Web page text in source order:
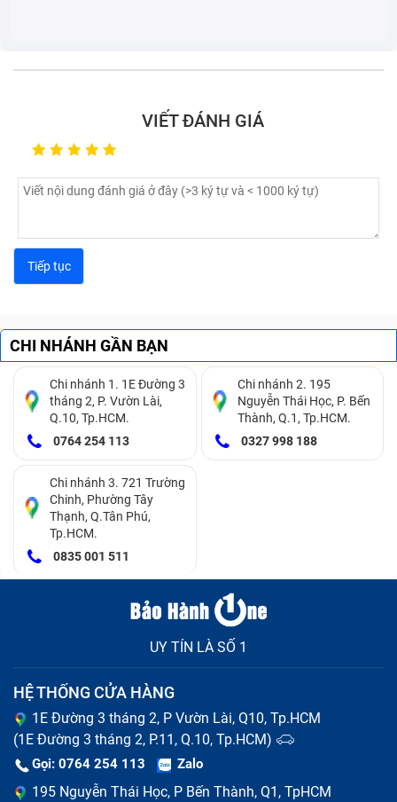
chữa bàn phím laptop Asus X401A tại nhà rất dễ làm
các mạch điện này, từ đó có thể khiến máy tính của
bạn bị hỏng. Khi bàn phím laptop Asus X401A của bạn
ra trung tâm sửa chữa để các kỹ thuật viên có chuyên
Bảo Hành One - Lựa chọn thay bàn
Bảo Hành One chính là lựa chọn hàng đầu cung cấp
dịch vụ thay bàn phím laptop Asus X401A cho bạn.
Với nhiều năm kinh nghiệm trong lĩnh vực sửa chữa
Laptop Asus, chúng tôi cam kết luôn cung cấp dịch vụ
tốt nhất cùng trải nghiệm tuyệt vời nhất cho khách
hàng khi đến đây:
Giá cả cạnh tranh cao
Bảng giá tại Bảo Hành One luôn được công khai, minh
bạch và rõ ràng đến khách hàng. Ngoài ra, chúng tôi
luôn mang lại mức giá cạnh tranh nhất thị trường, phù
hợp với mọi đối tượng khách hàng cùng nhiều ưu đãi
bảo có trải nghiệm dịch vụ tốt nhất.
VIẾT ĐÁNH GIÁ
CHI NHÁNH GẦN BẠN
Chi nhánh 1. 1E Đường 3
tháng 2, P. Vườn Lài,
Q.10, Tp.HCM.
0764 254 113
Chi nhánh 2. 195
Nguyễn Thái Học, P. Bến
Thành, Q.1, Tp.HCM.
0327 998 188
Chi nhánh 3. 721 Trường
Chinh, Phường Tây
Thạnh, Q.Tân Phú,
Tp.HCM.
0835 001 511
UY TÍN LÀ SỐ 1
HỆ THỐNG CỬA HÀNG
1E Đường 3 tháng 2, P Vườn Lài, Q10, Tp.HCM
(1E Đường 3 tháng 2, P.11, Q.10, Tp.HCM)
Gọi: 0764 254 113 Zalo
195 Nguyễn Thái Học, P Bến Thành, Q1, TpHCM